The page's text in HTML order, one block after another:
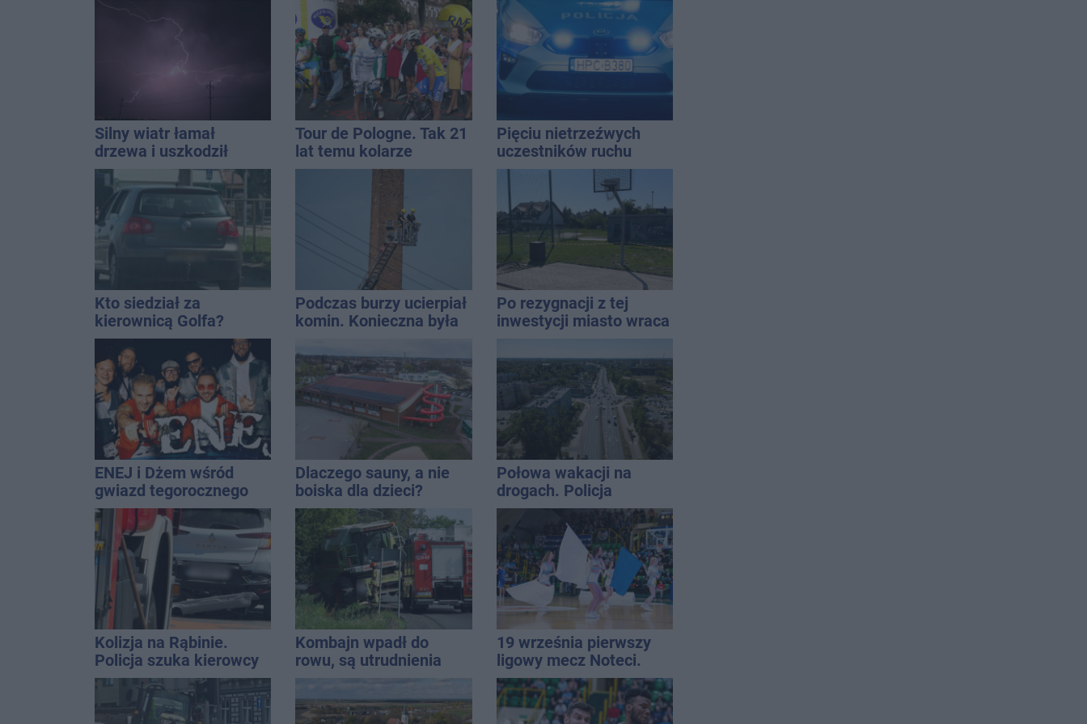
znaleziono ciało
mężczyzny
Silny wiatr łamał
drzewa i uszkodził
dach. To nie koniec
ostrzeżeń
Tour de Pologne. Tak 21
lat temu kolarze
startowali z
Pięciu nietrzeźwych
uczestników ruchu
wpadło w ręce policji.
Rekordzista miał 2,6
promila
Kto siedział za
kierownicą Golfa?
Kierowca zbiegł po
kolizji
Podczas burzy ucierpiał
komin. Konieczna była
Po rezygnacji z tej
inwestycji miasto wraca
ENEJ i Dżem wśród
gwiazd tegorocznego
święta miasta
Dlaczego sauny, a nie
boiska dla dzieci?
Ratusz odpowiada
Połowa wakacji na
drogach. Policja
podsumowała lipiec
Kolizja na Rąbinie.
Policja szuka kierowcy
Golfa
Kombajn wpadł do
rowu, są utrudnienia
19 września pierwszy
ligowy mecz Noteci.
Znamy cały terminarz